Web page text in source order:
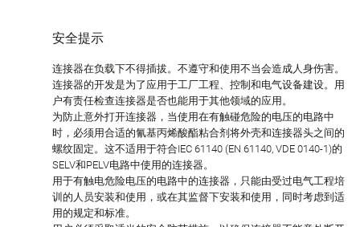
安全提示
连接器在负载下不得插拔。不遵守和使用不当会造成人身伤害。
连接器的开发是为了应用于工厂工程、控制和电气设备建设。用
户有责任检查连接器是否也能用于其他领域的应用。
为防止意外打开连接器，当使用在有触碰危险的电压的电路中
时，必须用合适的氰基丙烯酸酯粘合剂将外壳和连接器头之间的
螺纹固定。这不适用于符合IEC 61140 (EN 61140, VDE 0140-1)的
SELV和PELV电路中使用的连接器。
用于有触电危险电压的电路中的连接器，只能由受过电气工程培
训的人员安装和使用，或在其监督下安装和使用，同时考虑到适
用的规定和标准。